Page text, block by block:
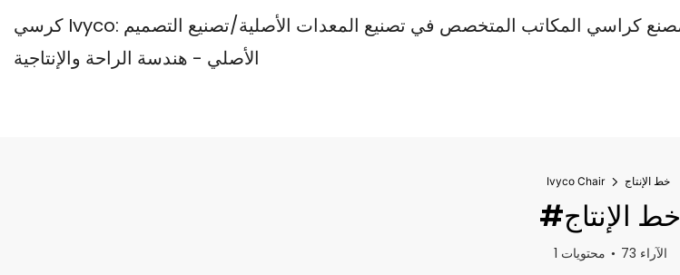
كرسي Ivyco: مصنع كراسي المكاتب المتخصص في تصنيع المعدات الأصلية/تصنيع التصميم
الأصلي - هندسة الراحة والإنتاجية
Ivyco Chair خط الإنتاج
#خط الإنتاج
1 محتويات 73 الآراء